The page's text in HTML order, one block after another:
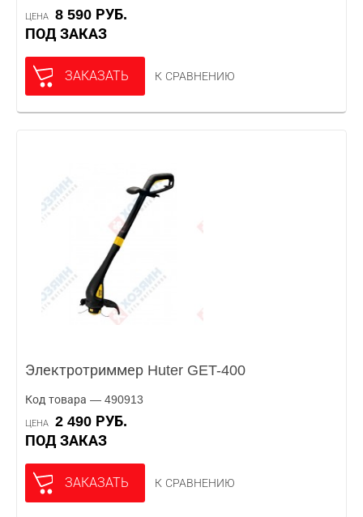
ЦЕНА
8 590 РУБ.
ПОД ЗАКАЗ
ЗАКАЗАТЬ К СРАВНЕНИЮ
Электротриммер Huter GET-400
Код товара — 490913
ЦЕНА
2 490 РУБ.
ПОД ЗАКАЗ
ЗАКАЗАТЬ К СРАВНЕНИЮ